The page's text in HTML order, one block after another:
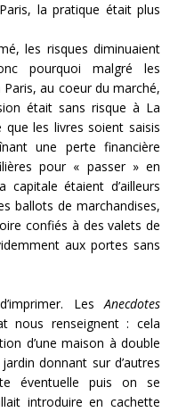
la pratique était plus
les risques diminuaient
pourquoi malgré les
au coeur du marché,
était sans risque à La
que les livres soient saisis
une perte financière
pour « passer » en
étaient d’ailleurs
ballots de marchandises,
confiés à des valets de
aux portes sans
LesAnecdotes
nous renseignent : cela
d’une maison à double
donnant sur d’autres
éventuelle puis on se
introduire en cachette